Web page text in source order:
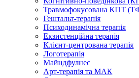
Травмофокусована КПТ
Гештальт-терапія
Психодинамічна терапія
Екзистенційна терапія
Клієнт-центрована терапія
Логотерапія
Майндфулнес
Арт-терапія та МАК